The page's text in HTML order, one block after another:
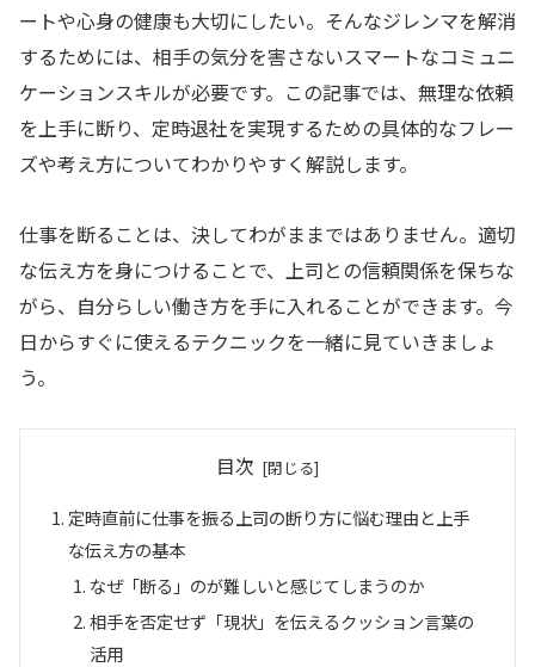
ートや心身の健康も大切にしたい。そんなジレンマを解消
するためには、相手の気分を害さないスマートなコミュニ
ケーションスキルが必要です。この記事では、無理な依頼
を上手に断り、定時退社を実現するための具体的なフレー
ズや考え方についてわかりやすく解説します。
仕事を断ることは、決してわがままではありません。適切
な伝え方を身につけることで、上司との信頼関係を保ちな
がら、自分らしい働き方を手に入れることができます。今
日からすぐに使えるテクニックを一緒に見ていきましょ
う。
目次
定時直前に仕事を振る上司の断り方に悩む理由と上手
な伝え方の基本
なぜ「断る」のが難しいと感じてしまうのか
相手を否定せず「現状」を伝えるクッション言葉の
活用